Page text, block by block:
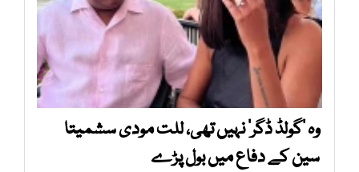
وہ ’گولڈ ڈگر‘ نہیں تھی، للت مودی سشمیتا
سین کے دفاع میں بول پڑے